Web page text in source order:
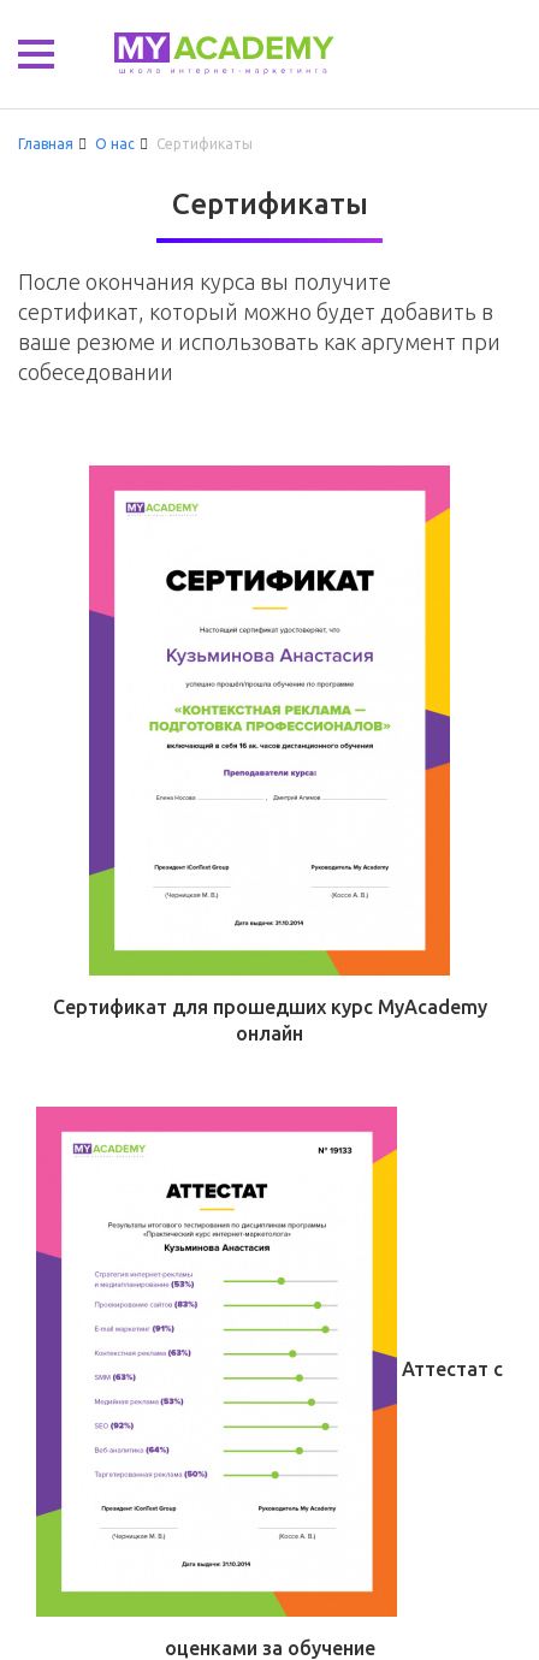
Главная О нас Сертификаты
Сертификаты
После окончания курса вы получите
сертификат, который можно будет добавить в
ваше резюме и использовать как аргумент при
собеседовании
Сертификат для прошедших курс MyAcademy
онлайн
Аттестат с
оценками за обучение